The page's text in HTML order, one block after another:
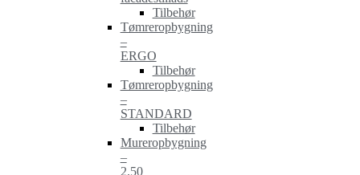
Tilbehør
Tømreropbygning
–
ERGO
Tilbehør
Tømreropbygning
–
STANDARD
Tilbehør
Mureropbygning
–
2.50